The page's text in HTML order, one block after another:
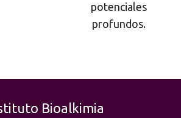
potenciales
profundos.
Bioalkimia